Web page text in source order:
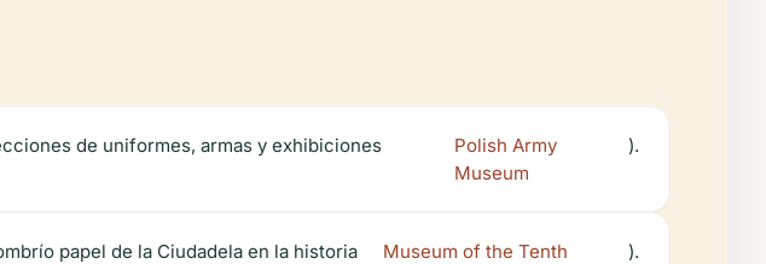
de uniformes, armas y exhibiciones
Polish Army
Museum
).
papel de la Ciudadela en la historia Museum of the Tenth ).